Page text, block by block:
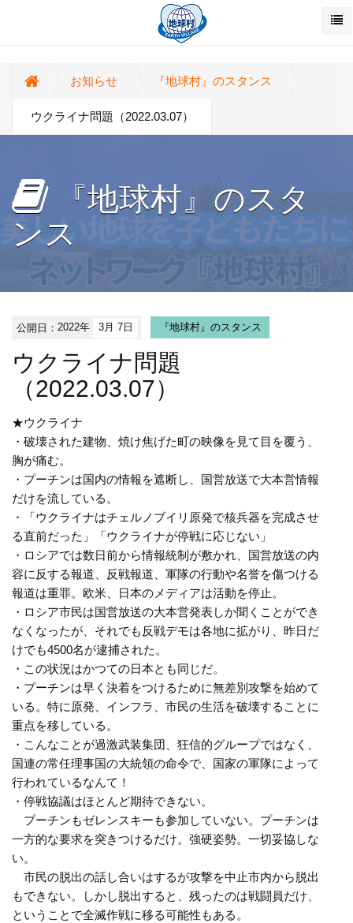
お知らせ 『地球村』のスタンス
ウクライナ問題（2022.03.07）
『地球村』のスタ
ンス
公開日：2022年 3月 7日 『地球村』のスタンス
ウクライナ問題
（2022.03.07）
★ウクライナ
・破壊された建物、焼け焦げた町の映像を見て目を覆う、
胸が痛む。
・プーチンは国内の情報を遮断し、国営放送で大本営情報
だけを流している。
・「ウクライナはチェルノブイリ原発で核兵器を完成させ
る直前だった」「ウクライナが停戦に応じない」
・ロシアでは数日前から情報統制が敷かれ、国営放送の内
容に反する報道、反戦報道、軍隊の行動や名誉を傷つける
報道は重罪。欧米、日本のメディアは活動を停止。
・ロシア市民は国営放送の大本営発表しか聞くことができ
なくなったが、それでも反戦デモは各地に拡がり、昨日だ
けでも4500名が逮捕された。
・この状況はかつての日本とも同じだ。
・プーチンは早く決着をつけるために無差別攻撃を始めて
いる。特に原発、インフラ、市民の生活を破壊することに
重点を移している。
・こんなことが過激武装集団、狂信的グループではなく、
国連の常任理事国の大統領の命令で、国家の軍隊によって
行われているなんて！
・停戦協議はほとんど期待できない。
プーチンもゼレンスキーも参加していない。プーチンは
一方的な要求を突きつけるだけ。強硬姿勢。一切妥協しな
い。
市民の脱出の話し合いはするが攻撃を中止市内から脱出
もできない。しかし脱出すると、残ったのは戦闘員だけ、
ということで全滅作戦に移る可能性もある。